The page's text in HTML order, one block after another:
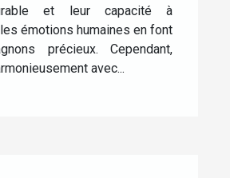
et leur capacité à
émotions humaines en font
précieux. Cependant,
avec...